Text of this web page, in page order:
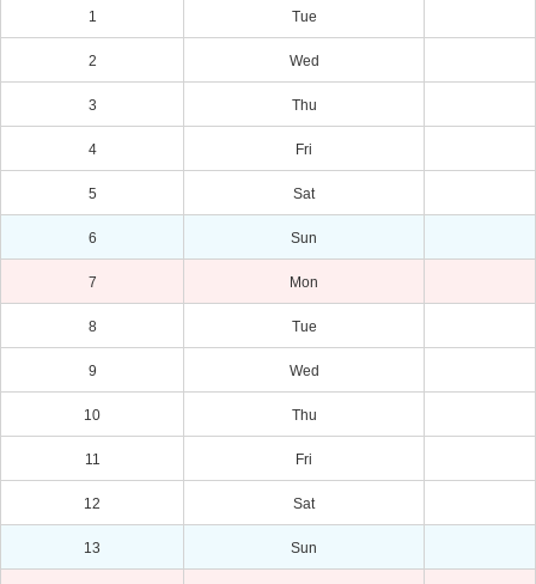
1 Tue
2 Wed
3 Thu
4 Fri
5 Sat
6 Sun
7 Mon
8 Tue
9 Wed
10 Thu
11 Fri
12 Sat
13 Sun